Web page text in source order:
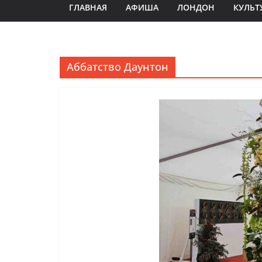
ГЛАВНАЯ АФИША ЛОНДОН
Аббатство Даунтон